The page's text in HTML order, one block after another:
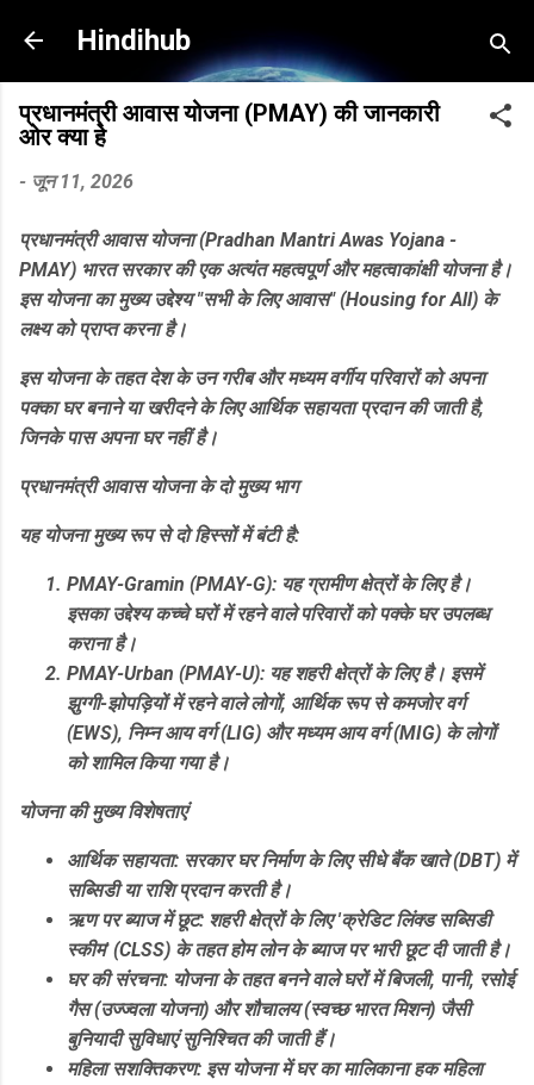
सीधे मुख्य सामग्री पर जाएं
Hindihub
प्रधानमंत्री आवास योजना (PMAY) की जानकारी
ओर क्या हे
- जून 11, 2026
प्रधानमंत्री आवास योजना (Pradhan Mantri Awas Yojana -
PMAY) भारत सरकार की एक अत्यंत महत्वपूर्ण और महत्वाकांक्षी योजना है।
इस योजना का मुख्य उद्देश्य"सभी के लिए आवास" (Housing for All) के
लक्ष्य को प्राप्त करना है।
​इस योजना के तहत देश के उन गरीब और मध्यम वर्गीय परिवारों को अपना
पक्का घर बनाने या खरीदने के लिए आर्थिक सहायता प्रदान की जाती है,
जिनके पास अपना घर नहीं है।
​प्रधानमंत्री आवास योजना के दो मुख्य भाग
​यह योजना मुख्य रूप से दो हिस्सों में बंटी है:
PMAY-Gramin (PMAY-G): यह ग्रामीण क्षेत्रों के लिए है।
इसका उद्देश्य कच्चे घरों में रहने वाले परिवारों को पक्के घर उपलब्ध
कराना है।
PMAY-Urban (PMAY-U): यह शहरी क्षेत्रों के लिए है। इसमें
झुग्गी-झोपड़ियों में रहने वाले लोगों, आर्थिक रूप से कमजोर वर्ग
(EWS), निम्न आय वर्ग (LIG) और मध्यम आय वर्ग (MIG) के लोगों
को शामिल किया गया है।
​योजना की मुख्य विशेषताएं
आर्थिक सहायता: सरकार घर निर्माण के लिए सीधे बैंक खाते (DBT) में
सब्सिडी या राशि प्रदान करती है।
ऋण पर ब्याज में छूट: शहरी क्षेत्रों के लिए 'क्रेडिट लिंक्ड सब्सिडी
स्कीम' (CLSS) के तहत होम लोन के ब्याज पर भारी छूट दी जाती है।
घर की संरचना: योजना के तहत बनने वाले घरों में बिजली, पानी, रसोई
गैस (उज्ज्वला योजना) और शौचालय (स्वच्छ भारत मिशन) जैसी
बुनियादी सुविधाएं सुनिश्चित की जाती हैं।
महिला सशक्तिकरण: इस योजना में घर का मालिकाना हक महिला